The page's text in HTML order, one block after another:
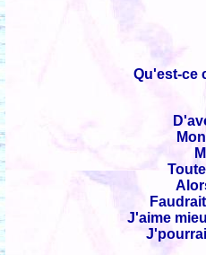
Qu'est-ce
J'aime